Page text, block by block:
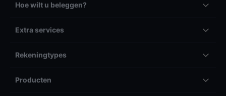
Hoe wilt u beleggen?
Extra services
Rekeningtypes
Producten